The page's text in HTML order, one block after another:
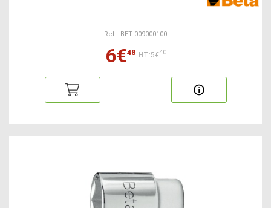
Ref : BET 009000100
6€48 HT:5€40